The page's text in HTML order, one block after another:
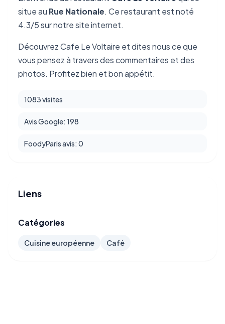
situe au Rue Nationale. Ce restaurant est noté
4.3/5 sur notre site internet.
Découvrez Cafe Le Voltaire et dites nous ce que
vous pensez à travers des commentaires et des
photos. Profitez bien et bon appétit.
1083 visites
Avis Google: 198
FoodyParis avis: 0
Liens
Catégories
Cuisine européenne Café